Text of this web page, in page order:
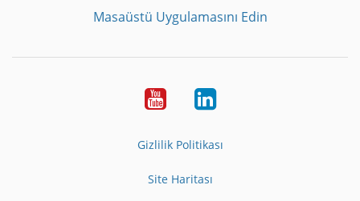
Masaüstü Uygulamasını Edin
YoutubeLinkedIn
Gizlilik Politikası
Site Haritası